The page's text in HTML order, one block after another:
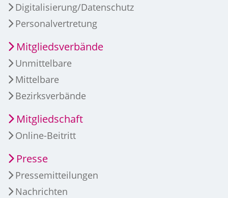
Digitalisierung/Datenschutz
Personalvertretung
Mitgliedsverbände
Unmittelbare
Mittelbare
Bezirksverbände
Mitgliedschaft
Online-Beitritt
Presse
Pressemitteilungen
Nachrichten